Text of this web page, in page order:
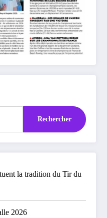
Rechercher
la tradition du Tir du
2026